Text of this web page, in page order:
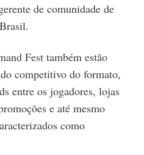
de comunidade de
Fest também estão
competitivo do formato,
entre os jogadores, lojas
e até mesmo
como